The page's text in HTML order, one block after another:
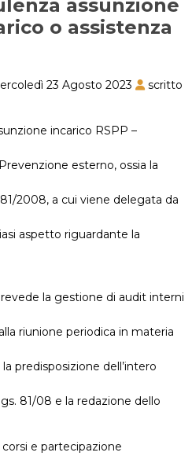
assunzione
o assistenza
23 Agosto 2023
scritto
incarico RSPP –
esterno, ossia la
2008, a cui viene delegata da
aspetto riguardante la
la gestione di audit interni
riunione periodica in materia
predisposizione dell’intero
81/08 e la redazione dello
e partecipazione